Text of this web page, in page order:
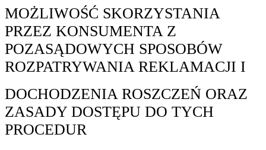
MOŻLIWOŚĆ SKORZYSTANIA
PRZEZ KONSUMENTA Z
POZASĄDOWYCH SPOSOBÓW
ROZPATRYWANIA REKLAMACJI I
DOCHODZENIA ROSZCZEŃ ORAZ
ZASADY DOSTĘPU DO TYCH
PROCEDUR